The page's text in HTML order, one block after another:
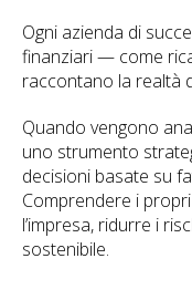
Ogni azienda di
finanziari — come
raccontano la realtà
Quando vengono
uno strumento
decisioni basate su
Comprendere i
l’impresa, ridurre i
sostenibile.